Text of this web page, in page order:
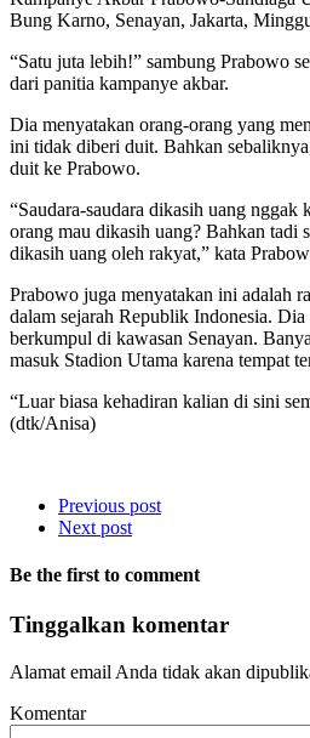
Bung Karno, Senayan, Jakarta,
“Satu juta lebih!” sambung Prabowo
dari panitia kampanye akbar.
Dia menyatakan orang-orang yang
ini tidak diberi duit. Bahkan
duit ke Prabowo.
“Saudara-saudara dikasih uang nggak
orang mau dikasih uang? Bahkan tadi
dikasih uang oleh rakyat,” kata
Prabowo juga menyatakan ini adalah
dalam sejarah Republik Indonesia.
berkumpul di kawasan Senayan.
masuk Stadion Utama karena tempat
“Luar biasa kehadiran kalian di sini
(dtk/Anisa)
Previous post
Next post
Be the first to comment
Tinggalkan komentar
Alamat email Anda tidak akan
Komentar